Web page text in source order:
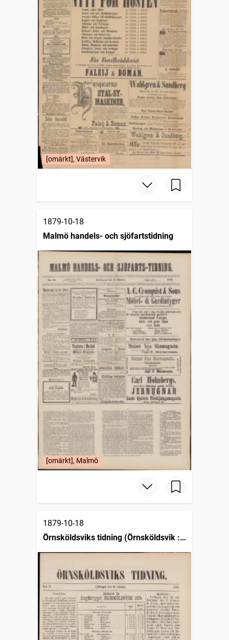
[omärkt], Västervik
1879-10-18
Malmö handels- och sjöfartstidning
[omärkt], Malmö
1879-10-18
Örnsköldsviks tidning (Örnsköldsvik :
1879)